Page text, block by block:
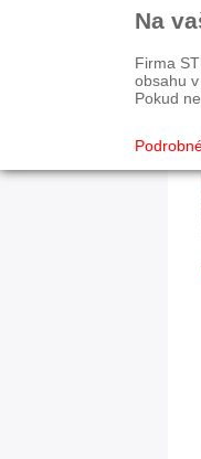
Na
Firma
obsahu
Pokud